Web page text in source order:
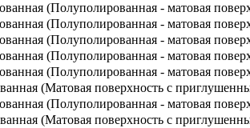
(Полуполированная - матовая
(Полуполированная - матовая
(Полуполированная - матовая
(Полуполированная - матовая
(Полуполированная - матовая
(Матовая поверхность с
(Полуполированная - матовая
(Матовая поверхность с